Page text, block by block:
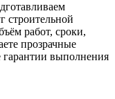
строительной
работ, сроки,
прозрачные
гарантии выполнения